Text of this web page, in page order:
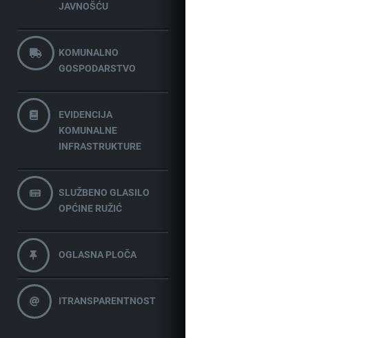
JAVNOŠĆU
KOMUNALNO
GOSPODARSTVO
EVIDENCIJA
KOMUNALNE
INFRASTRUKTURE
SLUŽBENO GLASILO
OPĆINE RUŽIĆ
OGLASNA PLOČA
ITRANSPARENTNOST